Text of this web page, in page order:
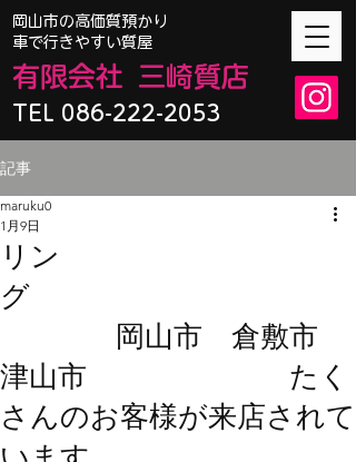
TEL 086-222-2053
​岡山市の高価質預かり
車で行きやすい質屋
有限会社 三崎質店
記事
リン
グ
岡山市 倉敷市
津山市 たく
さんのお客様が来店されて
maruku0
1月9日